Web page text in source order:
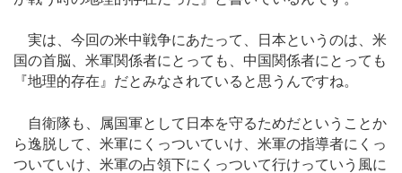
実は、今回の米中戦争にあたって、日本というのは、米
国の首脳、米軍関係者にとっても、中国関係者にとっても
『地理的存在』だとみなされていると思うんですね。
自衛隊も、属国軍として日本を守るためだということか
ら逸脱して、米軍にくっついていけ、米軍の指導者にくっ
ついていけ、米軍の占領下にくっついて行けっていう風に